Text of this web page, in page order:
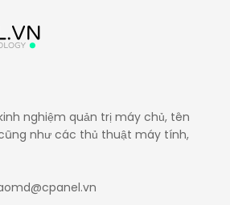
nghiệm quản trị máy chủ, tên
như các thủ thuật máy tính,